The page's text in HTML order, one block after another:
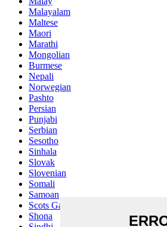
Malayalam
Maltese
Maori
Marathi
Mongolian
Burmese
Nepali
Norwegian
Pashto
Persian
Punjabi
Serbian
Sesotho
Sinhala
Slovak
Slovenian
Somali
Samoan
Scots Gaelic
Shona